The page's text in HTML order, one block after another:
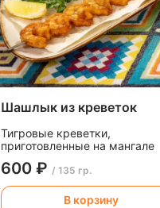
Шашлык из креветок
Тигровые креветки,
приготовленные на мангале
600 ₽ / 135 гр.
В корзину